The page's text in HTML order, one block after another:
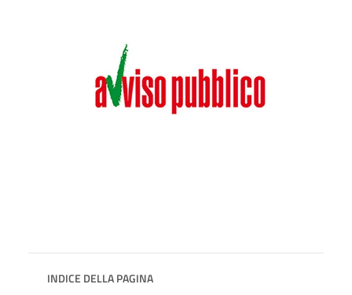
INDICE DELLA PAGINA